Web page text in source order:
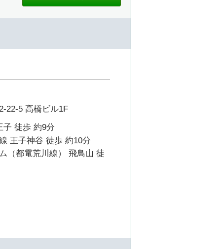
22-5 高橋ビル1F
子 徒歩 約9分
王子神谷 徒歩 約10分
（都電荒川線） 飛鳥山 徒